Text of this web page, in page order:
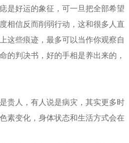
是好运的象征，可一旦把全部希望
相信反而削弱行动，这和很多人直
这些痕迹，最多可以当作你观察自
的判决书，好的手相是养出来的，
贵人，有人说是病灾，其实更多时
素变化，身体状态和生活方式会在